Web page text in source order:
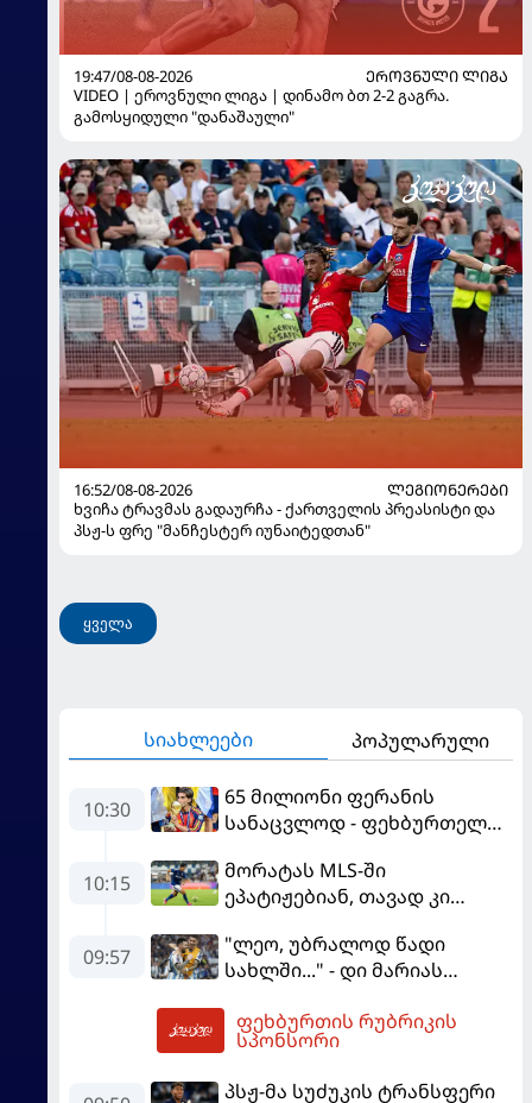
19:47/08-08-2026
ᲔᲠᲝᲕᲜᲣᲚᲘ ᲚᲘᲒᲐ
VIDEO | ეროვნული ლიგა | დინამო ბთ 2-2 გაგრა.
გამოსყიდული "დანაშაული"
16:52/08-08-2026
ᲚᲔᲒᲘᲝᲜᲔᲠᲔᲑᲘ
ხვიჩა ტრავმას გადაურჩა - ქართველის პრეასისტი და
პსჟ-ს ფრე "მანჩესტერ იუნაიტედთან"
ყველა
სიახლეები პოპულარული
10:30
65 მილიონი ფერანის
სანაცვლოდ - ფეხბურთელს
სოლიდური თანხის მიღებას
გეგმავს
10:15
მორატას MLS-ში
ეპატიჟებიან, თავად კი
გადაწყვეტილებას ელის
09:57
"ლეო, უბრალოდ წადი
სახლში..." - დი მარიას
ფეხბურთის რუბრიკის
სპონსორი
პსჟ-მა სუძუკის ტრანსფერი